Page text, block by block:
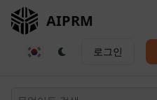
AIPRM
로그인